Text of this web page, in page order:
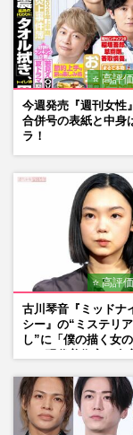
⭐ 高評
今週発売『週刊女性
合併号の表紙と中身
ラ！
⭐ 高評
古川琴音『ミッドナ
シー』の“ミステリ
し”に「僕の描く女